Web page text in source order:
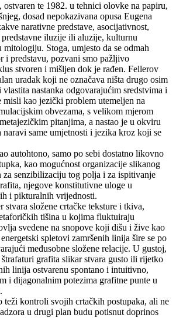
te 1982. u tehnici olovke na papiru,
dosad nepokazivana opusa Eugena
narativne predstave, asocijativnost,
iluzije ili aluzije, kulturnu
Stoga, umjesto da se odmah
i predstavu, pozvani smo pažljivo
stvoren i mišljen dok je rađen. Fellerov
uradak koji ne označava ništa drugo osim
nastanka odgovarajućim sredstvima i
misli kao jezički problem utemeljen na
obvezama, s velikom mjerom
pitanjima, a nastao je u okviru
naravi same umjetnosti i jezika kroz koji se
autohtono, samo po sebi dostatno likovno
kao mogućnost organizacije slikanog
senzibilizaciju tog polja i za ispitivanje
njegove konstitutivne uloge u
i pikturalnih vrijednosti.
stvara složene crtačke teksture i tkiva,
tišina u kojima fluktuiraju
svedene na snopove koji dišu i žive kao
spletovi zamršenih linija šire se po
međusobne složene relacije. U gustoj,
grafita slikar stvara gusto ili rijetko
linija ostvarenu spontano i intuitivno,
i dijagonalnim potezima grafitne punte u
teži kontroli svojih crtačkih postupaka, ali ne
u drugi plan budu potisnut doprinos